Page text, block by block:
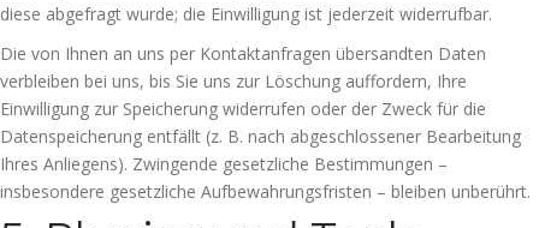
diese abgefragt wurde; die Einwilligung ist jederzeit widerrufbar.
Die von Ihnen an uns per Kontaktanfragen übersandten Daten
verbleiben bei uns, bis Sie uns zur Löschung auffordern, Ihre
Einwilligung zur Speicherung widerrufen oder der Zweck für die
Datenspeicherung entfällt (z. B. nach abgeschlossener Bearbeitung
Ihres Anliegens). Zwingende gesetzliche Bestimmungen –
insbesondere gesetzliche Aufbewahrungsfristen – bleiben unberührt.